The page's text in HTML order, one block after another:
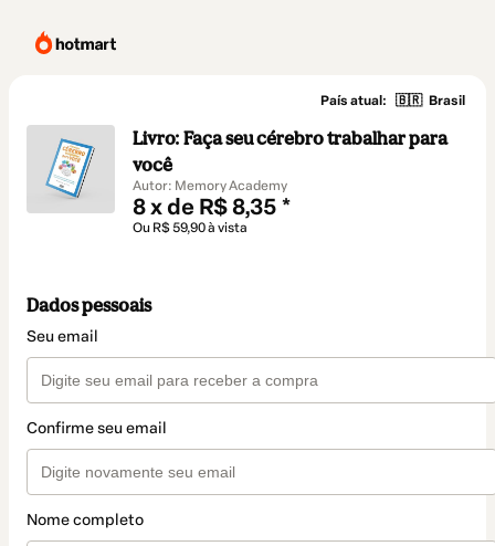
País atual: 🇧🇷 Brasil
Livro: Faça seu cérebro trabalhar para
você
Autor: Memory Academy
8 x de R$ 8,35 *
Ou R$ 59,90 à vista
Dados pessoais
Seu email
Confirme seu email
Nome completo